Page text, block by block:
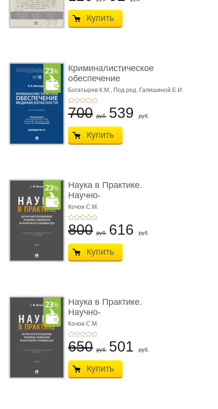
Купить
Криминалистическое
обеспечение
медиабезопас� ...
Богатырев К.М., Под ред. Галяшиной Е.И.
700 руб. 539 руб.
Купить
Наука в Практике.
Научно-
консультационные (пра
...
Кочои С.М.
800 руб. 616 руб.
Купить
Наука в Практике.
Научно-
консультационные (пра
...
Кочои С.М.
650 руб. 501 руб.
Купить